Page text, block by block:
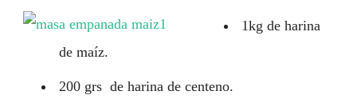
1kg de harina
de maíz.
200 grs de harina de centeno.